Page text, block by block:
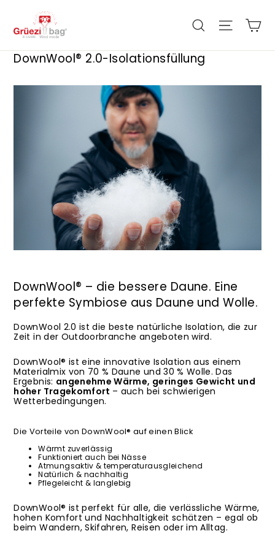
Suche
DownWool® 2.0-Isolationsfüllung
DownWool® – die bessere Daune. Eine
perfekte Symbiose aus Daune und Wolle.
DownWool 2.0 ist die beste natürliche Isolation, die zur
Zeit in der Outdoorbranche angeboten wird.
DownWool® ist eine innovative Isolation aus einem
Materialmix von 70 % Daune und 30 % Wolle. Das
Ergebnis: angenehme Wärme, geringes Gewicht und
hoher Tragekomfort – auch bei schwierigen
Wetterbedingungen.
Die Vorteile von DownWool® auf einen Blick
Wärmt zuverlässig
Funktioniert auch bei Nässe
Atmungsaktiv & temperaturausgleichend
Natürlich & nachhaltig
Pflegeleicht & langlebig
DownWool® ist perfekt für alle, die verlässliche Wärme,
hohen Komfort und Nachhaltigkeit schätzen – egal ob
beim Wandern, Skifahren, Reisen oder im Alltag.